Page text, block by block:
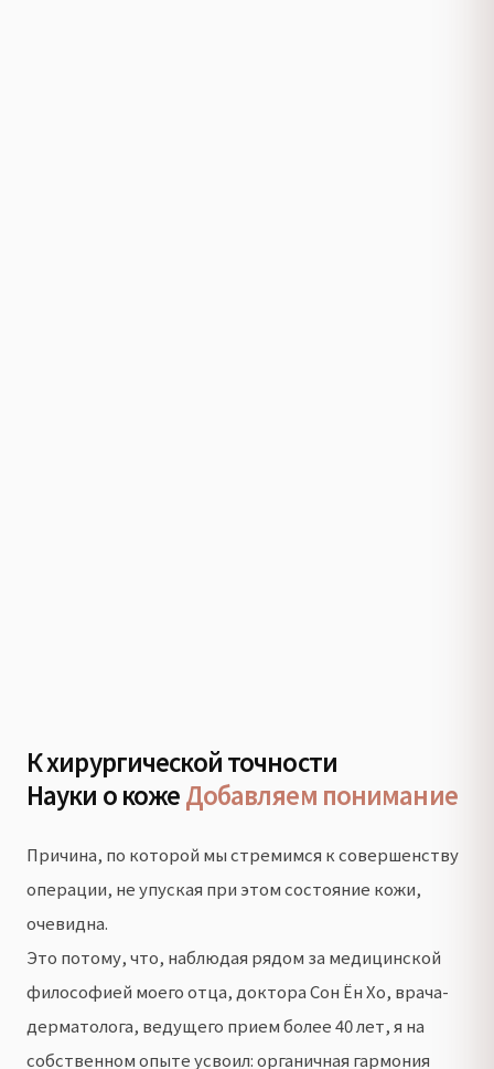
К хирургической точности
Науки о кожеДобавляем понимание
Причина, по которой мы стремимся к совершенству
операции, не упуская при этом состояние кожи,
очевидна.
Это потому, что, наблюдая рядом за медицинской
философией моего отца, доктора Сон Ён Хо, врача-
дерматолога, ведущего прием более 40 лет, я на
собственном опыте усвоил: органичная гармония